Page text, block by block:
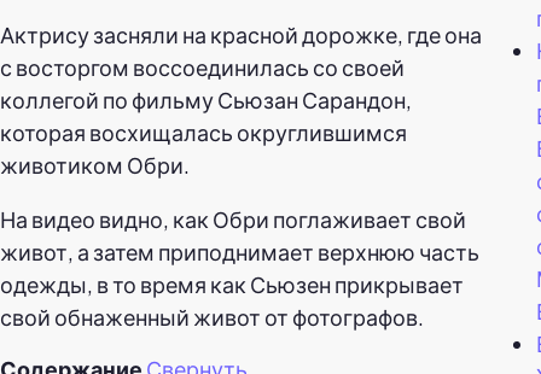
Актрису засняли на красной дорожке, где она
с восторгом воссоединилась со своей
коллегой по фильму Сьюзан Сарандон,
которая восхищалась округлившимся
животиком Обри.
На видео видно, как Обри поглаживает свой
живот, а затем приподнимает верхнюю часть
одежды, в то время как Сьюзен прикрывает
свой обнаженный живот от фотографов.
Содержание Свернуть